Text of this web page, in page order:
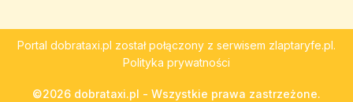
Portal dobrataxi.pl został połączony z serwisem zlaptaryfe.pl.
Polityka prywatności
©2026 dobrataxi.pl - Wszystkie prawa zastrzeżone.